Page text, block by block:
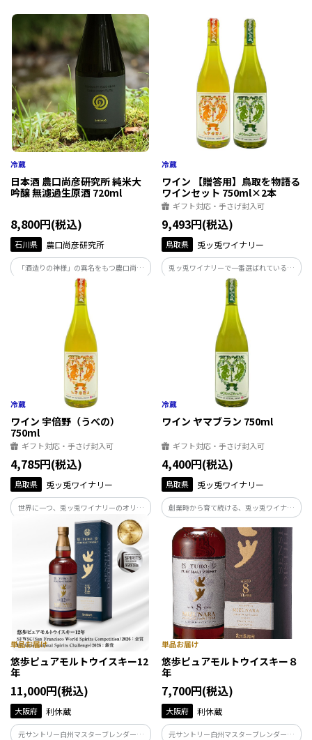
上げた味。地下93ｍから湧き出る霊峰白
山の雪解け水で仕込む無濾過生原酒は絶
妙な吾味のバランスが整った味わいです。
山の雪解け水で仕込む無濾過生原酒は絶
妙な吾味のバランスが整った味わいです。
日本酒 農口尚彦研究所 純米大
吟醸 無濾過生原酒 720ml
8,800円(税込)
石川県 農口尚彦研究所
「酒造りの神様」の異名をもつ農口尚彦
によって醸された酒は、人生を捧げ、磨き
上げた味。地下93ｍから湧き出る霊峰白
山の雪解け水で仕込む無濾過生原酒は絶
妙な吾味のバランスが整った味わいです。
ワイン 【贈答用】鳥取を物語る
ワインセット 750ml×2本
ギフト対応・手さげ封入可
9,493円(税込)
鳥取県 兎ッ兎ワイナリー
兎ッ兎ワイナリーで一番選ばれているワ
イン2本をセットにいたしました。
ワイン 宇倍野（うべの）
750ml
ギフト対応・手さげ封入可
4,785円(税込)
鳥取県 兎ッ兎ワイナリー
世界に一つ、兎ッ兎ワイナリーのオリジ
ナルぶどう品種「宇倍野（うべの）」で
醸造したワイン。 鳥取で持続可能なぶど
う栽培を目指し、環境適応性、ワインと
しての美味しさをも併せ持つ、次世代を
担うワインです。
ワイン ヤマブラン 750ml
ギフト対応・手さげ封入可
4,400円(税込)
鳥取県 兎ッ兎ワイナリー
創業時から育て続ける、兎ッ兎ワイナリ
ーのクラシック「ヤマブラン」。 鳥取の
自然に真摯に向き合い、悠々とぶどうを
育て、その美味しさをそのままに映した
ワイン造りを貫いてきた、歴史の結晶で
す。
悠歩ピュアモルトウイスキー12
年
11,000円(税込)
大阪府 利休蔵
元サントリー白州マスターブレンダー冨
悠歩ピュアモルトウイスキー８
年
7,700円(税込)
大阪府 利休蔵
元サントリー白州マスターブレンダー冨